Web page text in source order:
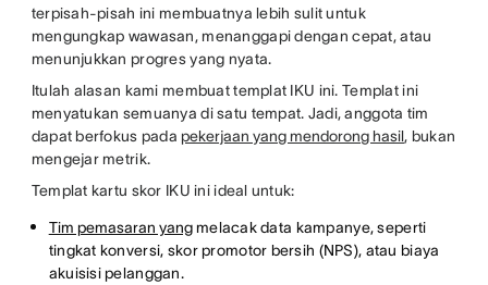
terpisah-pisah ini membuatnya lebih sulit untuk
mengungkap wawasan, menanggapi dengan cepat, atau
menunjukkan progres yang nyata.
Itulah alasan kami membuat templat IKU ini. Templat ini
menyatukan semuanya di satu tempat. Jadi, anggota tim
dapat berfokus pada pekerjaan yang mendorong hasil, bukan
mengejar metrik.
Templat kartu skor IKU ini ideal untuk:
Tim pemasaran yangmelacak data kampanye, seperti
tingkat konversi, skor promotor bersih (NPS), atau biaya
akuisisi pelanggan.